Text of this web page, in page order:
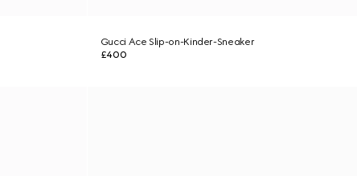
Gucci Ace Slip-on-Kinder-Sneaker
£400